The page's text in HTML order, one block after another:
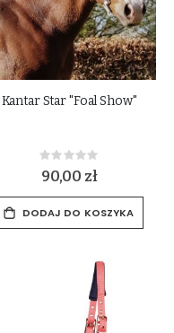
Kantar Star "Foal Show"
Rating:
0%
90,00 zł
DODAJ DO KOSZYKA